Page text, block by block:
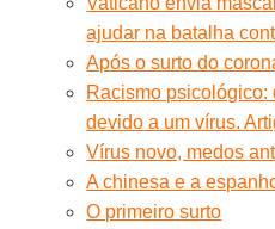
ajudar na batalha
Após o surto do
Racismo psicológico:
devido a um vírus.
Vírus novo, medos
A chinesa e a
O primeiro surto